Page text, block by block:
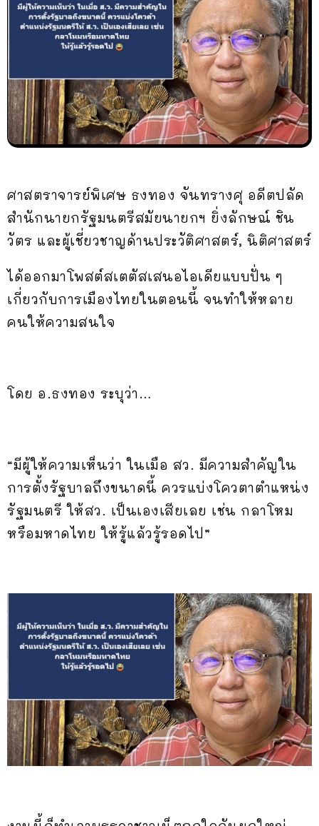
ศาสตราจารย์พิเศษ ธงทอง จันทรางศุ อดีตปลัด
สำนักนายกรัฐมนตรีสมัยนายกฯ ยิ่งลักษณ์ ชิน
วัตร และผู้เชี่ยวชาญด้านประวัติศาสตร์, นิติศาสตร์
ได้ออกมาโพสต์สเตตัสเสนอไอเดียแบบปั่น ๆ
เกี่ยวกับการเมืองไทยในตอนนี้ จนทำให้หลาย
คนให้ความสนใจ
โดย อ.ธงทอง ระบุว่า…
“มีผู้ให้ความเห็นว่า ในเมือ สว. มีความสำคัญใน
การตั้งรัฐบาลถึงขนาดนี้ ควรแบ่งโควตาตำแหน่ง
รัฐมนตรี ให้สว. เป็นเองเสียเลย เช่น กลาโหม
หรือมหาดไทย ให้รู้แล้วรู้รอดไป”